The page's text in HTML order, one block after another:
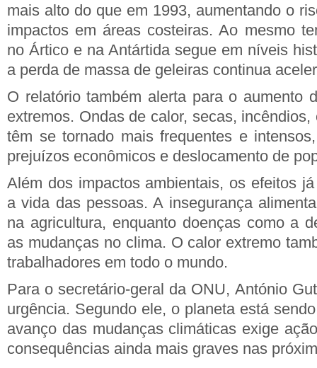
mais alto do que em 1993, aumentando o
impactos em áreas costeiras. Ao mesmo
no Ártico e na Antártida segue em níveis
a perda de massa de geleiras continua
O relatório também alerta para o aumento
extremos. Ondas de calor, secas,
têm se tornado mais frequentes e
prejuízos econômicos e deslocamento de
Além dos impactos ambientais, os efeitos
a vida das pessoas. A insegurança
na agricultura, enquanto doenças como a
as mudanças no clima. O calor extremo
trabalhadores em todo o mundo.
Para o secretário-geral da ONU, António
urgência. Segundo ele, o planeta está
avanço das mudanças climáticas exige
consequências ainda mais graves nas